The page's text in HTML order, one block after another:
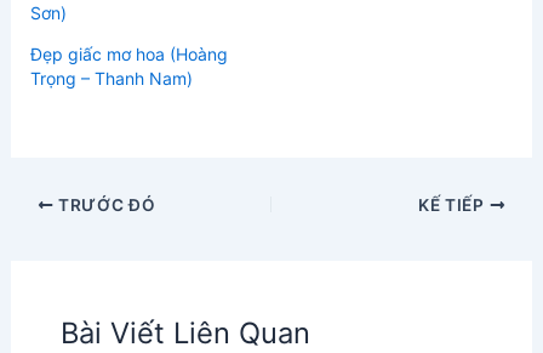
Sơn)
Đẹp giấc mơ hoa (Hoàng
Trọng – Thanh Nam)
TRƯỚC ĐÓ KẾ TIẾP
Bài Viết Liên Quan